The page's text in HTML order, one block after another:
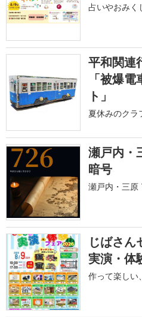
占いやおみく
平和関
「被爆
ト」
夏休みのクラ
瀬戸内・
暗号
瀬戸内・三原
じばさん
実演・体
作って楽しい